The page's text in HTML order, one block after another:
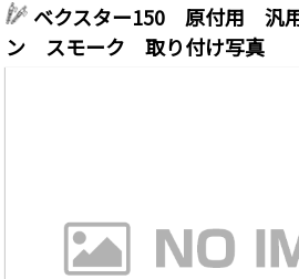
ベクスター150 原付用 汎
ン スモーク 取り付け写真